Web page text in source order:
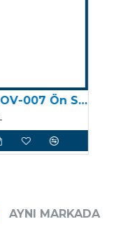
Onvo OV-007 Ön Süspansiyon (Sol)
AYNI MARKADAN